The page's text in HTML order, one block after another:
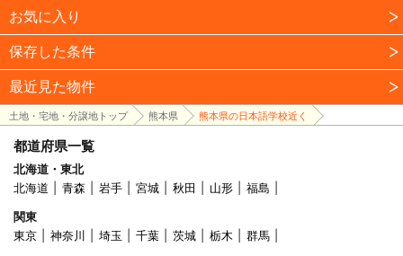
お気に入り
保存した条件
最近見た物件
土地・宅地・分譲地トップ 熊本県 熊本県の日本語学校近く
都道府県一覧
北海道・東北
北海道
青森 岩手 宮城 秋田 山形
福島
関東
東京
神奈川 埼玉 千葉 茨城 栃木
群馬